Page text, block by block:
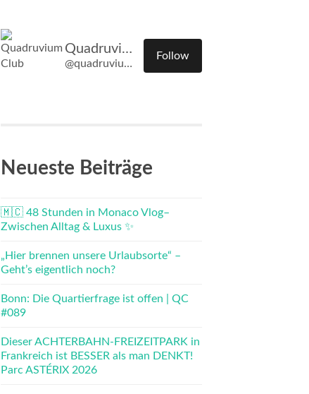
Quadruvium Club
@quadruvium.club@quadruvium.club
Follow
Neueste Beiträge
🇲🇨 48 Stunden in Monaco Vlog–
Zwischen Alltag & Luxus ✨
„Hier brennen unsere Urlaubsorte“ –
Geht’s eigentlich noch?
Bonn: Die Quartierfrage ist offen | QC
#089
Dieser ACHTERBAHN-FREIZEITPARK in
Frankreich ist BESSER als man DENKT!
Parc ASTÉRIX 2026